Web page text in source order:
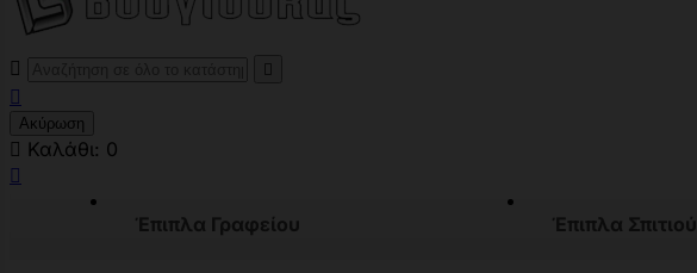
 

Ακύρωση
 Καλάθι: 0

Έπιπλα Γραφείου Έπιπλα Σπιτιού